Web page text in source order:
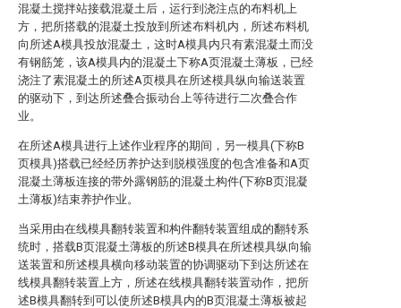
混凝土搅拌站接载混凝土后，运行到浇注点的布料机上
方，把所搭载的混凝土投放到所述布料机内，所述布料机
向所述A模具投放混凝土，这时A模具内只有素混凝土而没
有钢筋笼，该A模具内的混凝土下称A页混凝土薄板，已经
浇注了素混凝土的所述A页模具在所述模具纵向输送装置
的驱动下，到达所述叠合振动台上等待进行二次叠合作
业。
在所述A模具进行上述作业程序的期间，另一模具(下称B
页模具)搭载已经经历养护达到脱模强度的包含准备和A页
混凝土薄板连接的带外露钢筋的混凝土构件(下称B页混凝
土薄板)结束养护作业。
当采用由在线模具翻转装置和构件翻转装置组成的翻转系
统时，搭载B页混凝土薄板的所述B模具在所述模具纵向输
送装置和所述模具横向移动装置的协调驱动下到达所述在
线模具翻转装置上方，所述在线模具翻转装置动作，把所
述B模具翻转到可以使所述B模具内的B页混凝土薄板被起